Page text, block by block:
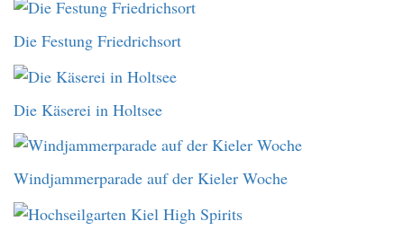
Die Festung Friedrichsort
Die Käserei in Holtsee
Windjammerparade auf der Kieler Woche